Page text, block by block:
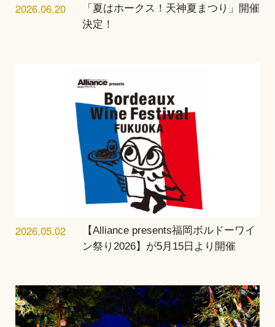
2026.06.20
「夏はホークス！天神夏まつり」開催
決定！
2026.05.02
【Alliance presents福岡ボルドーワイ
ン祭り2026】が5月15日より開催